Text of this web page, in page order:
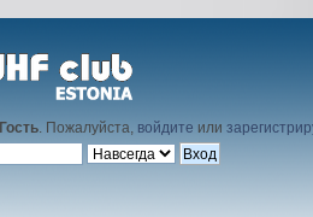
Гость. Пожалуйста, войдите или